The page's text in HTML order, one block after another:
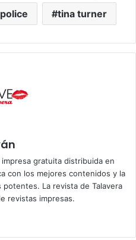
tina turner
impresa gratuita distribuida en
con los mejores contenidos y la
potentes. La revista de Talavera
revistas impresas.